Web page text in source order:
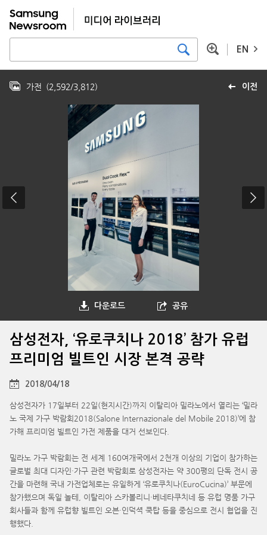
EN
이전
가전 (2,592/3,812)
다운로드 공유
삼성전자, ‘유로쿠치나 2018’ 참가 유럽
프리미엄 빌트인 시장 본격 공략
2018/04/18
삼성전자가 17일부터 22일(현지시간)까지 이탈리아 밀라노에서 열리는 ‘밀라
노 국제 가구 박람회2018(Salone Internazionale del Mobile 2018)’에 참
가해 프리미엄 빌트인 가전 제품을 대거 선보인다.
밀라노 가구 박람회는 전 세계 160여개국에서 2천개 이상의 기업이 참가하는
글로벌 최대 디자인·가구 관련 박람회로 삼성전자는 약 300평의 단독 전시 공
간을 마련해 국내 가전업체로는 유일하게 ‘유로쿠치나(EuroCucina)’ 부문에
참가했으며 독일 놀테, 이탈리아 스카볼리니·베네타쿠치네 등 유럽 명품 가구
회사들과 함께 유럽향 빌트인 오븐·인덕셕 쿡탑 등을 중심으로 전시 협업을 진
행했다.